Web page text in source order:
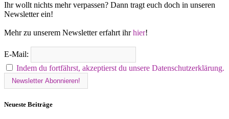
Ihr wollt nichts mehr verpassen? Dann tragt euch doch in unseren
Newsletter ein!
Mehr zu unserem Newsletter erfahrt ihrhier!
E-Mail:
Indem du fortfährst, akzeptierst du unsere Datenschutzerklärung.
Neueste Beiträge